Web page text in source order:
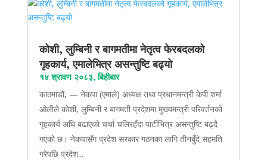
कोशी, लुम्बिनी र बागमतीमा नेतृत्व फेरबदलको
गृहकार्य, एमालेभित्र असन्तुष्टि बढ्यो
१४ श्रावण २०८३, बिहीबार
काठमाडौं, — नेकपा (एमाले) अध्यक्ष तथा प्रधानमन्त्री केपी शर्मा
ओलीले कोशी, लुम्बिनी र बागमती प्रदेशमा मुख्यमन्त्री परिवर्तनको
गृहकार्य अघि बढाएको चर्चा चलिरहँदा पार्टीभित्र असन्तुष्टि बढ्दै
गएको छ। नेकपासँग प्रदेश सरकार गठनका लागि तीनबुँदे सहमति
गरेपछि प्रदेश...